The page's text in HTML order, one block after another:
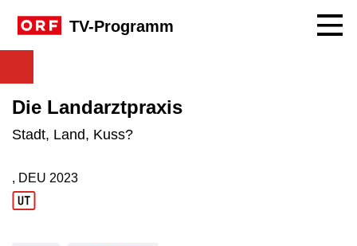
TV-Programm
Die Landarztpraxis
Stadt, Land, Kuss?
Produktionsland: DEU
, DEU
Produktionsjahr: 2023
2023